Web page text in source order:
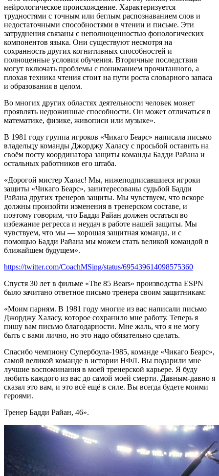
нейрологическое происхождение. Характеризуется
трудностями с точным или беглым распознаванием слов и
недостаточными способностями в чтении и письме. Эти
затруднения связаны с неполноценностью фонологических
компонентов языка. Они существуют несмотря на
сохранность других когнитивных способностей и
полноценные условия обучения. Вторичные последствия
могут включать проблемы с пониманием прочитанного, а
плохая техника чтения стоит на пути роста словарного запаса
и образования в целом.
Во многих других областях деятельности человек может
проявлять недюжинные способности. Он может отличаться в
математике, физике, живописи или музыке».
В 1981 году группа игроков «Чикаго Беарс» написала письмо
владельцу команды Джорджу Халасу с просьбой оставить на
своём посту координатора защиты команды Бадди Райана и
остальных работников его штаба.
«Дорогой мистер Халас! Мы, нижеподписавшиеся игроки
защиты «Чикаго Беарс», заинтересованы судьбой Бадди
Райана других тренеров защиты. Мы чувствуем, что вскоре
должны произойти изменения в тренерском составе, и
поэтому говорим, что Бадди Райан должен остаться во
избежание регресса и неудач в работе нашей защиты. Мы
чувствуем, что мы — хорошая защитная команда, и с
помощью Бадди Райана мы можем стать великой командой в
ближайшем будущем».
https://twitter.com/CoachMSing/status/695439614098575360
Спустя 30 лет в фильме «The 85 Bears» производства ESPN
было зачитано ответное письмо тренера своим защитникам:
«Моим парням. В 1981 году многие из вас написали письмо
Джорджу Халасу, которое сохранило мне работу. Теперь я
пишу вам письмо благодарности. Мне жаль, что я не могу
быть с вами лично, но это надо обязательно сделать.
Спасибо чемпиону Супербоула-1985, команде «Чикаго Беарс»,
самой великой команде в истории НФЛ. Вы подарили мне
лучшие воспоминания в моей тренерской карьере. Я буду
любить каждого из вас до самой моей смерти. Давным-давно я
сказал это вам, и это всё ещё в силе. Вы всегда будете моими
героями.
Тренер Бадди Райан, 46».